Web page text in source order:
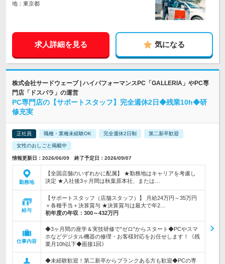
地：東京都
求人詳細を見る 気になる
株式会社サードウェーブ | ハイパフォーマンスPC「GALLERIA」やPC専
門店「ドスパラ」の運営
PC専門店の【サポートスタッフ】完全週休2日◆残業10h◆研
修充実
正社員 職種・業種未経験OK 完全週休2日制 第二新卒歓迎
女性のおしごと掲載中
情報更新日：2026/06/09 終了予定日：2026/09/07
勤務地
【全国店舗のいずれかに配属】 ★勤務地はキャリアを考慮し
決定 ★入社後3ヶ月間は秋葉原本社、または…
給与
【サポートスタッフ（店舗スタッフ）】 月給24万円～35万円
＋各種手当＋決算賞与 ★決算賞与は最大で年2…
初年度の年収： 300～432万円
仕事内容
◆3ヶ月間の座学＆実技研修で"ゼロ"からスタート◆PCやスマ
ホなどデジタル機器の修理・お客様対応をお任せします！《残
業月10h以下◆面接1回》
◆未経験歓迎！第二新卒からブランクある方も歓迎◆PCの専